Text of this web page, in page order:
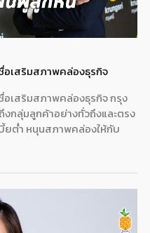
อเสริมสภาพคล่องธุรกิจ
อเสริมสภาพคล่องธุรกิจ กรุง
งกลุ่มลูกค้าอย่างทั่วถึงและตรง
ยต่ำ หนุนสภาพคล่องให้กับ